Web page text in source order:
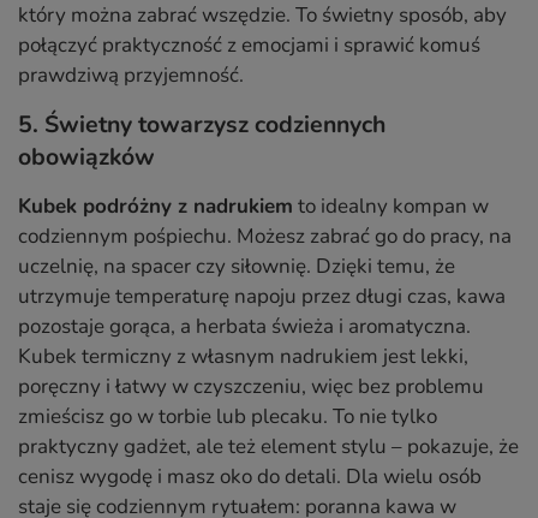
który można zabrać wszędzie. To świetny sposób, aby
połączyć praktyczność z emocjami i sprawić komuś
prawdziwą przyjemność.
5. Świetny towarzysz codziennych
obowiązków
Kubek podróżny z nadrukiem to idealny kompan w
codziennym pośpiechu. Możesz zabrać go do pracy, na
uczelnię, na spacer czy siłownię. Dzięki temu, że
utrzymuje temperaturę napoju przez długi czas, kawa
pozostaje gorąca, a herbata świeża i aromatyczna.
Kubek termiczny z własnym nadrukiem jest lekki,
poręczny i łatwy w czyszczeniu, więc bez problemu
zmieścisz go w torbie lub plecaku. To nie tylko
praktyczny gadżet, ale też element stylu – pokazuje, że
cenisz wygodę i masz oko do detali. Dla wielu osób
staje się codziennym rytuałem: poranna kawa w